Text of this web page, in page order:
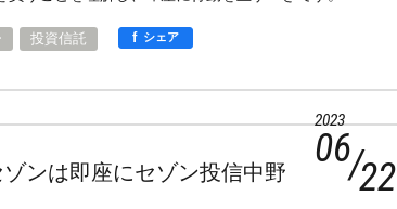
投資信託 f シェア
2023
06
22
ンは即座にセゾン投信中野